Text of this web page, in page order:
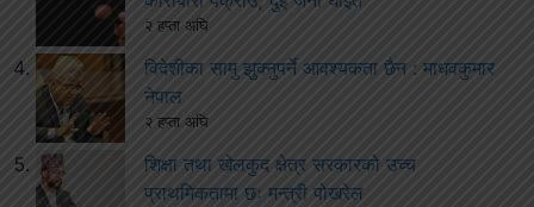
२ हप्ता अघि
विदेशीका सामु झुक्नुपर्ने आवश्यकता छैन : माधवकुमार
नेपाल
२ हप्ता अघि
शिक्षा तथा खेलकुद क्षेत्र सरकारको उच्च
प्राथमिकतामा छः मन्त्री पोखरेल